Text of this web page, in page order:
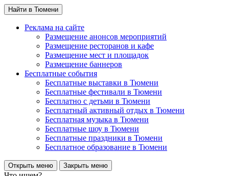
Найти в Тюмени
Реклама на сайте
Размещение анонсов мероприятий
Размещение ресторанов и кафе
Размещение мест и площадок
Размещение баннеров
Бесплатные события
Бесплатные выставки в Тюмени
Бесплатные фестивали в Тюмени
Бесплатно с детьми в Тюмени
Бесплатный активный отдых в Тюмени
Бесплатная музыка в Тюмени
Бесплатные шоу в Тюмени
Бесплатные праздники в Тюмени
Бесплатное образование в Тюмени
Открыть меню Закрыть меню